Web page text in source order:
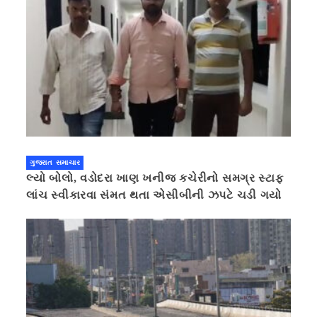
ગુજરાત સમાચાર
લ્યો બોલો, વડોદરા ખાણ ખનીજ કચેરીનો સમગ્ર સ્ટાફ
લાંચ સ્વીકારવા સંમત થતા એસીબીની ઝપટે ચડી ગયો